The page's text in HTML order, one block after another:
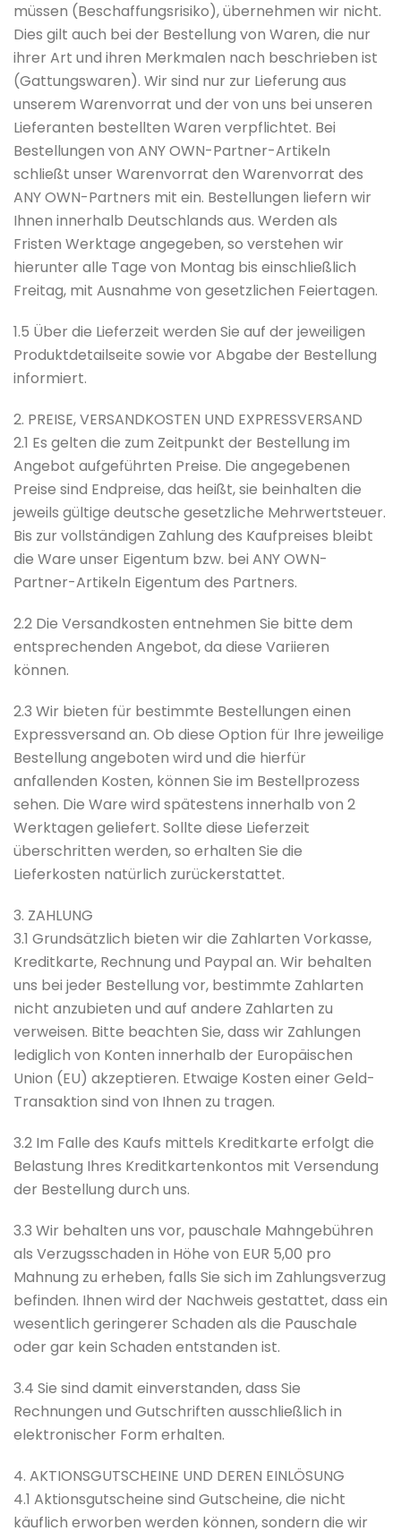
müssen (Beschaffungsrisiko), übernehmen wir nicht.
Dies gilt auch bei der Bestellung von Waren, die nur
ihrer Art und ihren Merkmalen nach beschrieben ist
(Gattungswaren). Wir sind nur zur Lieferung aus
unserem Warenvorrat und der von uns bei unseren
Lieferanten bestellten Waren verpflichtet. Bei
Bestellungen von ANY OWN-Partner-Artikeln
schließt unser Warenvorrat den Warenvorrat des
ANY OWN-Partners mit ein. Bestellungen liefern wir
Ihnen innerhalb Deutschlands aus. Werden als
Fristen Werktage angegeben, so verstehen wir
hierunter alle Tage von Montag bis einschließlich
Freitag, mit Ausnahme von gesetzlichen Feiertagen.
1.5 Über die Lieferzeit werden Sie auf der jeweiligen
Produktdetailseite sowie vor Abgabe der Bestellung
informiert.
2. PREISE, VERSANDKOSTEN UND EXPRESSVERSAND
2.1 Es gelten die zum Zeitpunkt der Bestellung im
Angebot aufgeführten Preise. Die angegebenen
Preise sind Endpreise, das heißt, sie beinhalten die
jeweils gültige deutsche gesetzliche Mehrwertsteuer.
Bis zur vollständigen Zahlung des Kaufpreises bleibt
die Ware unser Eigentum bzw. bei ANY OWN-
Partner-Artikeln Eigentum des Partners.
2.2 Die Versandkosten entnehmen Sie bitte dem
entsprechenden Angebot, da diese Variieren
können.
2.3 Wir bieten für bestimmte Bestellungen einen
Expressversand an. Ob diese Option für Ihre jeweilige
Bestellung angeboten wird und die hierfür
anfallenden Kosten, können Sie im Bestellprozess
sehen. Die Ware wird spätestens innerhalb von 2
Werktagen geliefert. Sollte diese Lieferzeit
überschritten werden, so erhalten Sie die
Lieferkosten natürlich zurückerstattet.
3. ZAHLUNG
3.1 Grundsätzlich bieten wir die Zahlarten Vorkasse,
Kreditkarte, Rechnung und Paypal an. Wir behalten
uns bei jeder Bestellung vor, bestimmte Zahlarten
nicht anzubieten und auf andere Zahlarten zu
verweisen. Bitte beachten Sie, dass wir Zahlungen
lediglich von Konten innerhalb der Europäischen
Union (EU) akzeptieren. Etwaige Kosten einer Geld-
Transaktion sind von Ihnen zu tragen.
3.2 Im Falle des Kaufs mittels Kreditkarte erfolgt die
Belastung Ihres Kreditkartenkontos mit Versendung
der Bestellung durch uns.
3.3 Wir behalten uns vor, pauschale Mahngebühren
als Verzugsschaden in Höhe von EUR 5,00 pro
Mahnung zu erheben, falls Sie sich im Zahlungsverzug
befinden. Ihnen wird der Nachweis gestattet, dass ein
wesentlich geringerer Schaden als die Pauschale
oder gar kein Schaden entstanden ist.
3.4 Sie sind damit einverstanden, dass Sie
Rechnungen und Gutschriften ausschließlich in
elektronischer Form erhalten.
4. AKTIONSGUTSCHEINE UND DEREN EINLÖSUNG
4.1 Aktionsgutscheine sind Gutscheine, die nicht
käuflich erworben werden können, sondern die wir